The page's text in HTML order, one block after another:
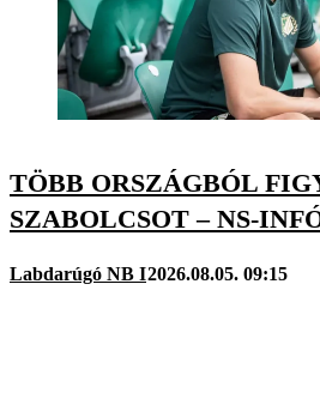
TÖBB ORSZÁGBÓL
SZABOLCSOT – NS-
Labdarúgó NB I2026.08.05. 09:15